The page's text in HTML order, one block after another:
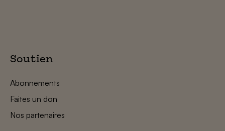
Soutien
Abonnements
Faites un don
Nos partenaires